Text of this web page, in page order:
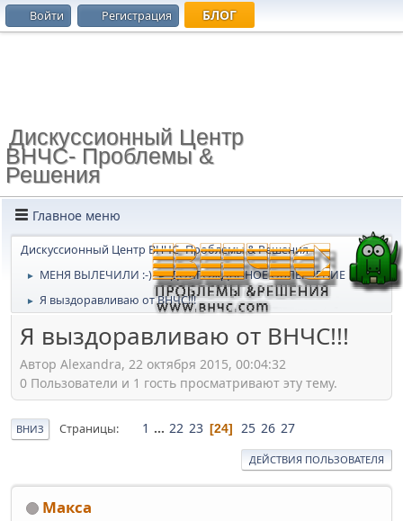
Войти Регистрация БЛОГ
Дискуссионный Центр
ВНЧС- Проблемы &
Решения
Главное меню
Дискуссионный Центр ВНЧС- Проблемы & Решения
► МЕНЯ ВЫЛЕЧИЛИ :-) ► ДОЛГОЖДАННОЕ ОБЛЕГЧЕНИЕ
► Я выздоравливаю от ВНЧС!!!
Я выздоравливаю от ВНЧС!!!
Автор Alexandra, 22 октября 2015, 00:04:32
0 Пользователи и 1 гость просматривают эту тему.
ВНИЗ Страницы 1 ... 22 23 24 25 26 27
ДЕЙСТВИЯ ПОЛЬЗОВАТЕЛЯ
Макса